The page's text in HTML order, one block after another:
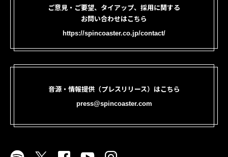
ご意見・ご要望、タイアップ、採用に関する
お問い合わせはこちら
https://spincoaster.co.jp/contact/
音源・情報提供（プレスリリース）はこちら
press@spincoaster.com